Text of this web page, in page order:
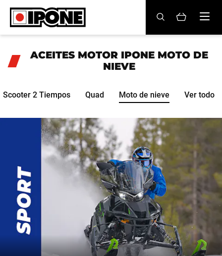
Ipone
ACEITES MOTOR
MANTENIMIENTO
LIFESTYLE
LA MARCA
Revendedores
Mi cuenta
ES IT DE BE
ACEITES MOTOR IPONE MOTO DE
NIEVE
Scooter 2 Tiempos Quad Moto de nieve Ver todo